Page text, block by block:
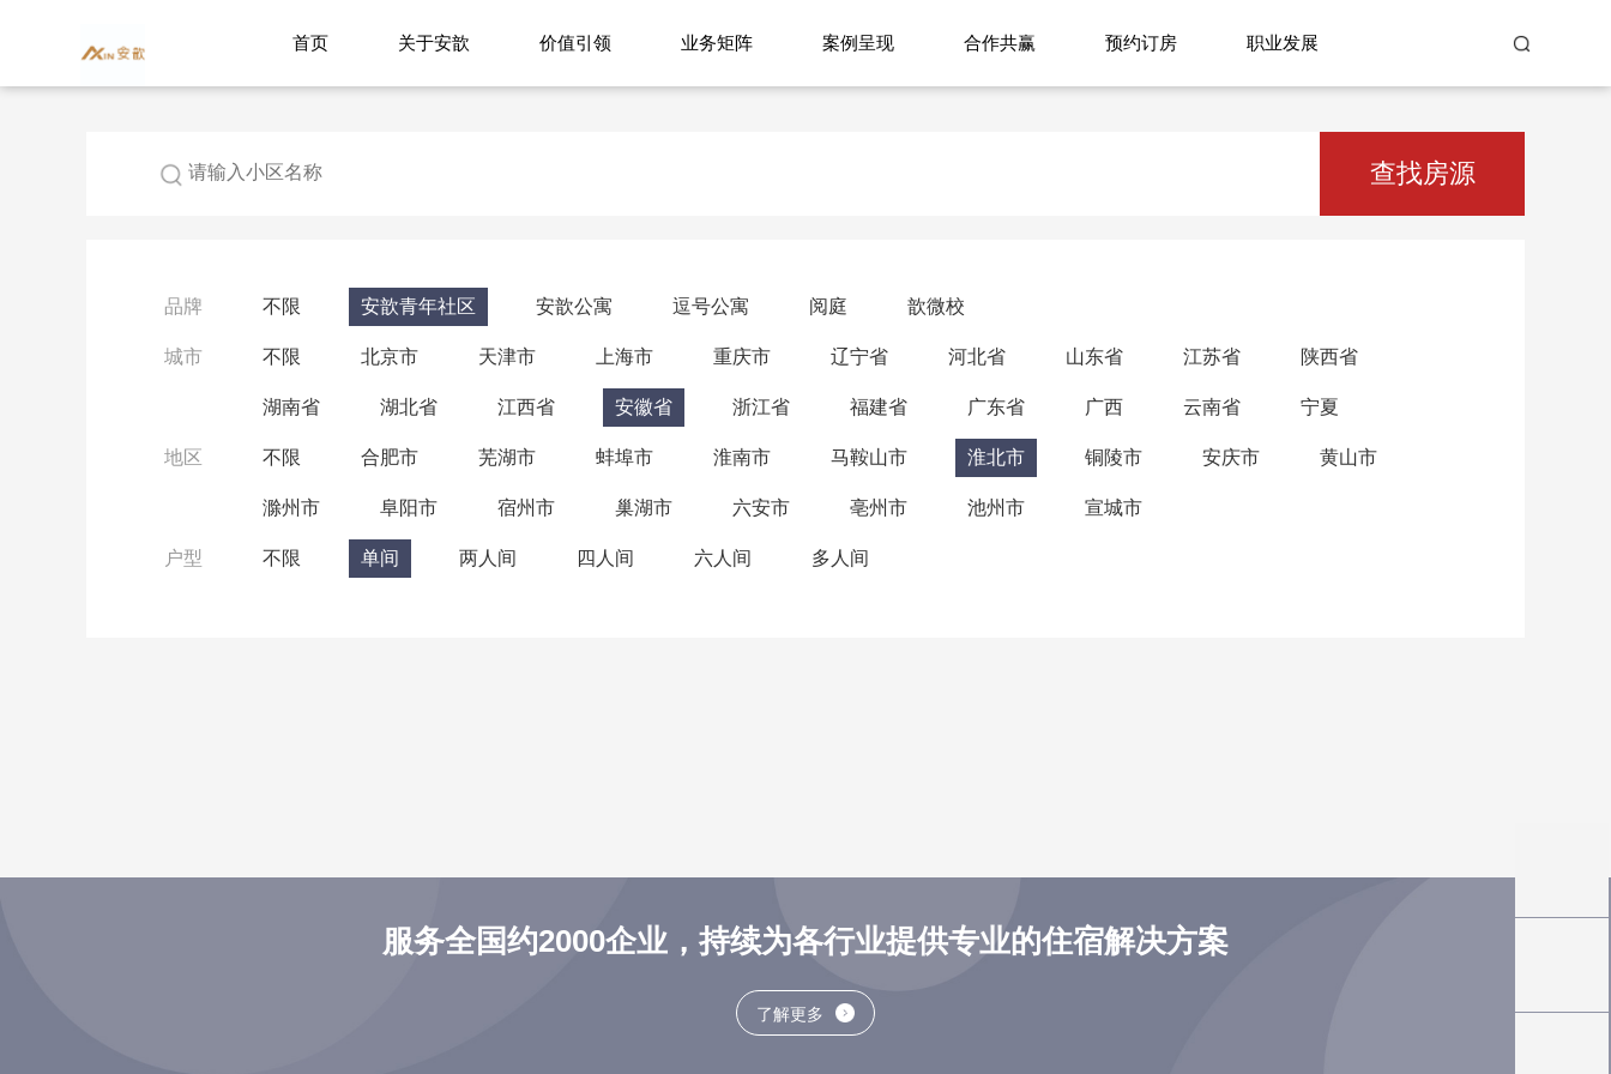
首页 关于安歆 价值引领 业务矩阵 案例呈现 合作共赢 预约订房 职业发展
查找房源
品牌 不限 安歆青年社区 安歆公寓 逗号公寓 阅庭 歆微校
城市 不限 北京市 天津市 上海市 重庆市 辽宁省 河北省 山东省 江苏省 陕西省
湖南省 湖北省 江西省 安徽省 浙江省 福建省 广东省 广西 云南省 宁夏
地区 不限 合肥市 芜湖市 蚌埠市 淮南市 马鞍山市 淮北市 铜陵市 安庆市 黄山市
滁州市 阜阳市 宿州市 巢湖市 六安市 亳州市 池州市 宣城市
户型 不限 单间 两人间 四人间 六人间 多人间
服务全国约2000企业，持续为各行业提供专业的住宿解决方案
了解更多